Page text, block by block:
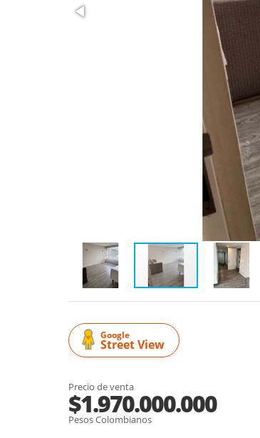
Google
Street View
Precio de venta
$1.970.000.000
Pesos Colombianos